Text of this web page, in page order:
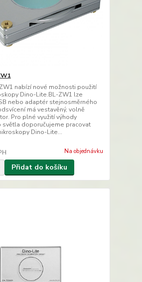
nabízí nové možnosti použití
Dino-Lite.BL-ZW1 lze
nebo adaptér stejnosměrného
má vestavěný, volně
Pro plné využití výhody
světla doporučujeme pracovat
Dino-Lite...
Na objednávku
Přidat do košíku